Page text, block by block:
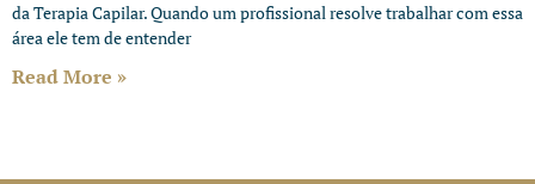
da Terapia Capilar. Quando um profissional resolve trabalhar com essa
área ele tem de entender
Read More »